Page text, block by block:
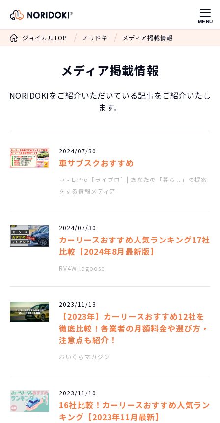
MENU
ジョイカルTOP ノリドキ メディア掲載情報
メディア掲載情報
NORIDOKIをご紹介いただいている記事をご紹介いたし
ます。
2024/07/30
車サブスクおすすめ
車 - LiPro［ライプロ］| あなたの「暮らし」の提案
をする情報メディア
2024/07/30
カーリースおすすめ人気ランキング17社
比較【2024年8月最新版】
RV4Wildgoose
2023/11/13
【2023年】カーリースおすすめ12社を
徹底比較！各業者の月額料金や選び方・
注意点も紹介！
おいくらマガジン
2023/11/10
16社比較！カーリースおすすめ人気ラン
キング【2023年11月最新】